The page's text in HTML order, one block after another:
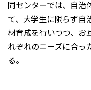
同センターでは、自治
て、大学生に限らず自
材育成を行いつつ、お
れぞれのニーズに合っ
る。